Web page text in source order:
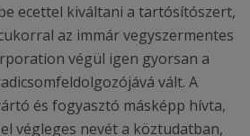
ecettel kiváltani a tartósítószert,
az immár vegyszermentes
végül igen gyorsan a
vált. A
és fogyasztó másképp hívta,
végleges nevét a köztudatban,